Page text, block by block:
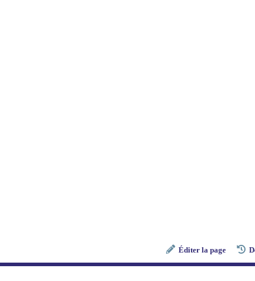
Éditer la page